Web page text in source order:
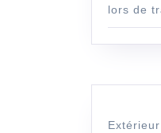
lors de
Extérieur